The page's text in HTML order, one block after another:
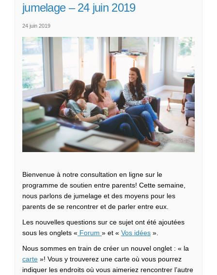
jumelage – 24 juin 2019
24 juin 2019
Bienvenue à notre consultation en ligne sur le
programme de soutien entre parents! Cette semaine,
nous parlons de jumelage et des moyens pour les
parents de se rencontrer et de parler entre eux.
Les nouvelles questions sur ce sujet ont été ajoutées
sous les onglets « Forum » et « Vos idées ».
Nous sommes en train de créer un nouvel onglet : « la
carte »! Vous y trouverez une carte où vous pourrez
indiquer les endroits où vous aimeriez rencontrer l’autre